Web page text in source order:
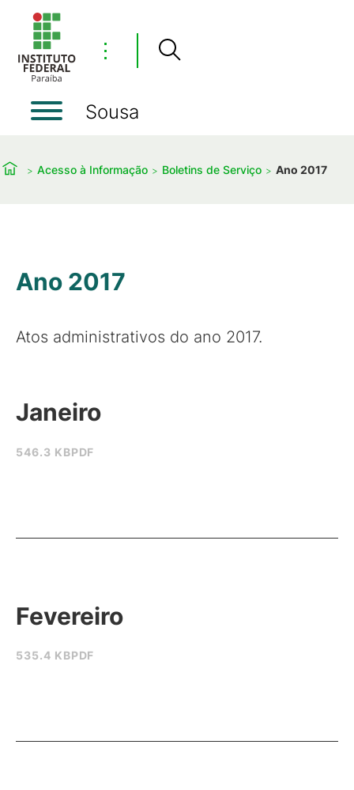
⋮
Sousa
Acesso à Informação Boletins de Serviço Ano 2017
Ano 2017
Atos administrativos do ano 2017.
546.3 KBPDF
Janeiro
535.4 KBPDF
Fevereiro